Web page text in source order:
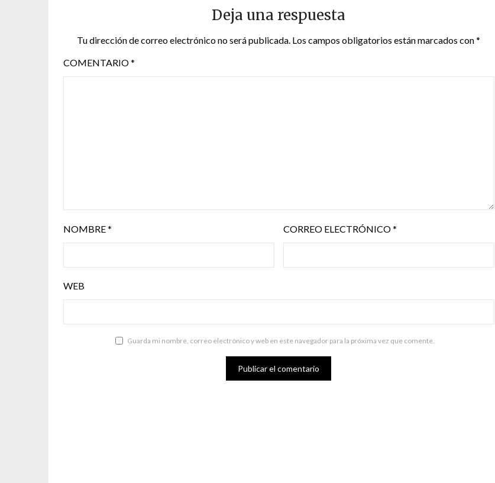
Deja una respuesta
Tu dirección de correo electrónico no será publicada. Los campos obligatorios están marcados con*
COMENTARIO*
NOMBRE* CORREO ELECTRÓNICO*
WEB
Guarda mi nombre, correo electrónico y web en este navegador para la próxima vez que comente.